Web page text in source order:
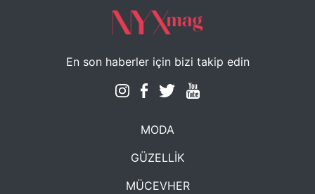
En son haberler için bizi takip edin
MODA
GÜZELLİK
MÜCEVHER